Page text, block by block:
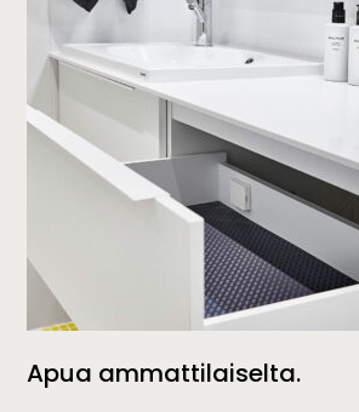
Apua ammattilaiselta.